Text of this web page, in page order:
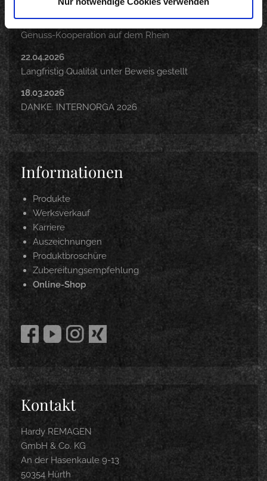
12.05.2026
200 Jahre KD: Remagen und KD starten gemeinsame
Genuss-Kooperation auf dem Rhein
22.04.2026
Langfristig Qualität unter Beweis gestellt
18.03.2026
DANKE. INTERNORGA 2026
Informationen
Produkte
Werksverkauf
Karriere
Auszeichnungen
Produktbroschüre
Zubereitungsempfehlung
Online-Shop
Kontakt
Hardy REMAGEN
GmbH & Co. KG
An der Hasenkaule 9-13
50354 Hürth